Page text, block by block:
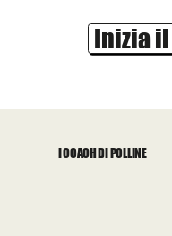
I COACH DI POLLINE
Inizia